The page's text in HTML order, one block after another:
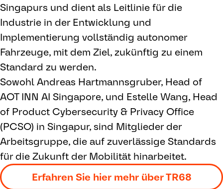
Singapurs und dient als Leitlinie für die
Industrie in der Entwicklung und
Implementierung vollständig autonomer
Fahrzeuge, mit dem Ziel, zukünftig zu einem
Standard zu werden.
Sowohl Andreas Hartmannsgruber, Head of
AOT INN AI Singapore, und Estelle Wang, Head
of Product Cybersecurity & Privacy Office
(PCSO) in Singapur, sind Mitglieder der
Arbeitsgruppe, die auf zuverlässige Standards
für die Zukunft der Mobilität hinarbeitet.
Erfahren Sie hier mehr über TR68